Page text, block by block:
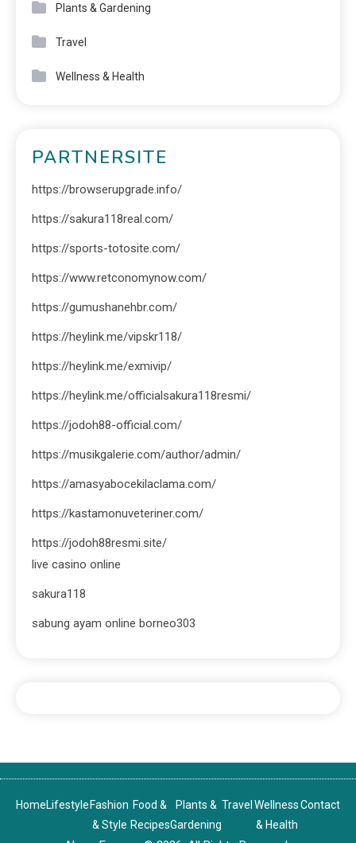
Plants & Gardening
Travel
Wellness & Health
PARTNERSITE
https://browserupgrade.info/
https://sakura118real.com/
https://sports-totosite.com/
https://www.retconomynow.com/
https://gumushanehbr.com/
https://heylink.me/vipskr118/
https://heylink.me/exmivip/
https://heylink.me/officialsakura118resmi/
https://jodoh88-official.com/
https://musikgalerie.com/author/admin/
https://amasyabocekilaclama.com/
https://kastamonuveteriner.com/
https://jodoh88resmi.site/
live casino online
sakura118
sabung ayam online borneo303
HomeLifestyle Fashion
& Style
Food &
Recipes
Plants &
Gardening
Travel Wellness
& Health
Contact